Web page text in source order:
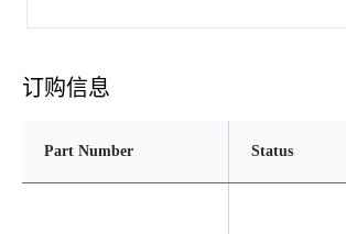
订购信息
Part Number Status